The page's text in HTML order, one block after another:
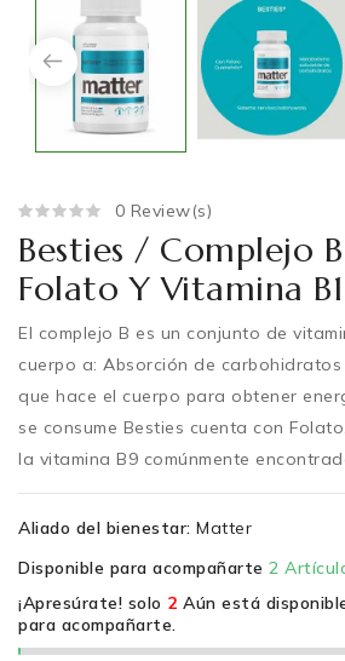
0 Review(s)
Besties / Complejo
Folato Y Vitamina
El complejo B es un conjunto de
cuerpo a: Absorción de
que hace el cuerpo para obtener
se consume Besties cuenta con
la vitamina B9 comúnmente
Aliado del bienestar: Matter
Disponible para acompañarte 2
¡Apresúrate! solo 2 Aún está
para acompañarte.